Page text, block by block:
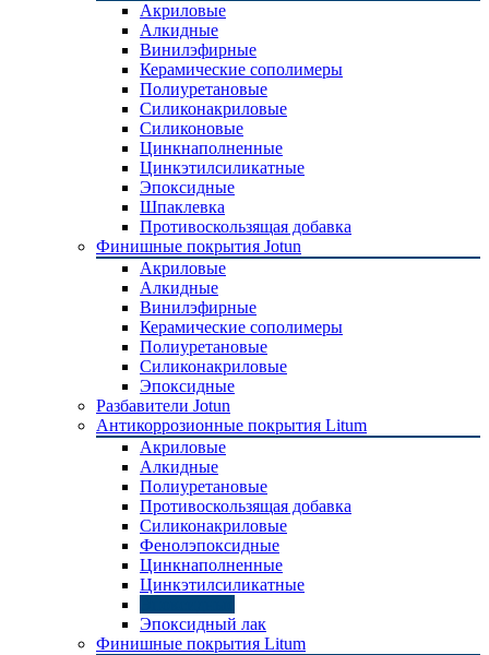
Акриловые
Алкидные
Винилэфирные
Керамические сополимеры
Полиуретановые
Силиконакриловые
Силиконовые
Цинкнаполненные
Цинкэтилсиликатные
Эпоксидные
Шпаклевка
Противоскользящая добавка
Финишные покрытия Jotun
Акриловые
Алкидные
Винилэфирные
Керамические сополимеры
Полиуретановые
Силиконакриловые
Эпоксидные
Разбавители Jotun
Антикоррозионные покрытия Litum
Акриловые
Алкидные
Полиуретановые
Противоскользящая добавка
Силиконакриловые
Фенолэпоксидные
Цинкнаполненные
Цинкэтилсиликатные
Эпоксидный лак
Финишные покрытия Litum